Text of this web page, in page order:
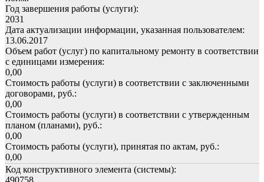
Год завершения работы (услуги):
2031
Дата актуализации информации, указанная пользователем:
13.06.2017
Объем работ (услуг) по капитальному ремонту в соответствии
с единицами измерения:
0,00
Стоимость работы (услуги) в соответствии с заключенными
договорами, руб.:
0,00
Стоимость работы (услуги) в соответствии с утвержденным
планом (планами), руб.:
0,00
Стоимость работы (услуги), принятая по актам, руб.:
0,00
Код конструктивного элемента (системы):
490758